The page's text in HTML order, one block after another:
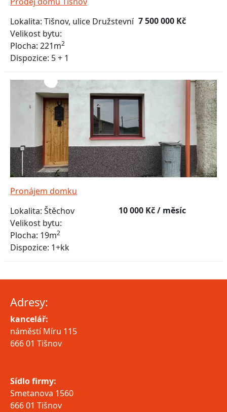
Lokalita: Tišnov, ulice Družstevní
Velikost bytu:
Plocha: 221m2
Dispozice: 5 + 1
7 500 000 Kč
Pronájem domku
Lokalita: Štěchov
Velikost bytu:
Plocha: 19m2
Dispozice: 1+kk
10 000 Kč / měsíc
Adresy:
kancelář:
náměstí Míru 115
666 01 Tišnov
Sídlo firmy:
Smetanova 1560
666 01 Tišnov